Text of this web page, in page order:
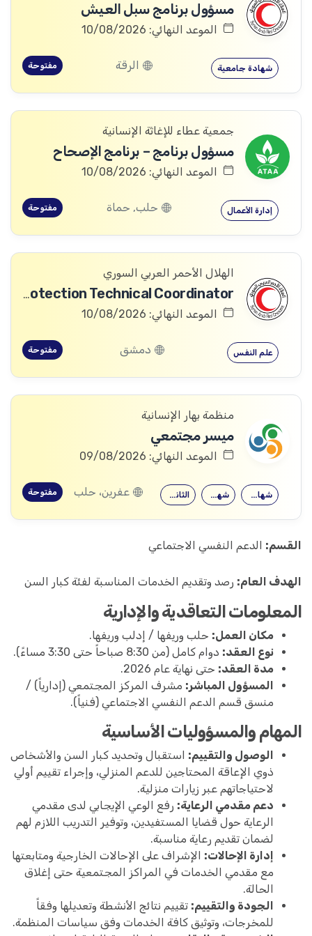
مسؤول برنامج سبل العيش
الموعد النهائي: 10/08/2026
شهادة جامعية الرقة مفتوحة
جمعية عطاء للإغاثة الإنسانية
مسؤول برنامج – برنامج الإصحاح
الموعد النهائي: 10/08/2026
إدارة الأعمال حلب, حماة مفتوحة
الهلال الأحمر العربي السوري
Community Services and Protection Technical Coordinator
الموعد النهائي: 10/08/2026
علم النفس دمشق مفتوحة
منظمة بهار الإنسانية
ميسر مجتمعي
الموعد النهائي: 09/08/2026
الثانوية العامة شهادة معهد شهادة جامعية عفرين، حلب مفتوحة
القسم: الدعم النفسي الاجتماعي
الهدف العام: رصد وتقديم الخدمات المناسبة لفئة كبار السن
المعلومات التعاقدية والإدارية
مكان العمل: حلب وريفها / إدلب وريفها.
نوع العقد: دوام كامل (من 8:30 صباحاً حتى 3:30 مساءً).
مدة العقد: حتى نهاية عام 2026.
المسؤول المباشر: مشرف المركز المجتمعي (إدارياً) /
منسق قسم الدعم النفسي الاجتماعي (فنياً).
المهام والمسؤوليات الأساسية
الوصول والتقييم: استقبال وتحديد كبار السن والأشخاص
ذوي الإعاقة المحتاجين للدعم المنزلي، وإجراء تقييم أولي
لاحتياجاتهم عبر زيارات منزلية.
دعم مقدمي الرعاية: رفع الوعي الإيجابي لدى مقدمي
الرعاية حول قضايا المستفيدين، وتوفير التدريب اللازم لهم
لضمان تقديم رعاية مناسبة.
إدارة الإحالات: الإشراف على الإحالات الخارجية ومتابعتها
مع مقدمي الخدمات في المراكز المجتمعية حتى إغلاق
الحالة.
الجودة والتقييم: تقييم نتائج الأنشطة وتعديلها وفقاً
للمخرجات، وتوثيق كافة الخدمات وفق سياسات المنظمة.